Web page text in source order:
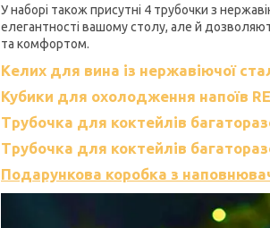
У наборі також присутні 4 трубочки з
елегантності вашому столу, але й
та комфортом.
Келих для вина із нержавіючої
Кубики для охолодження напоїв
Трубочка для коктейлів
Трубочка для коктейлів
Подарункова коробка з